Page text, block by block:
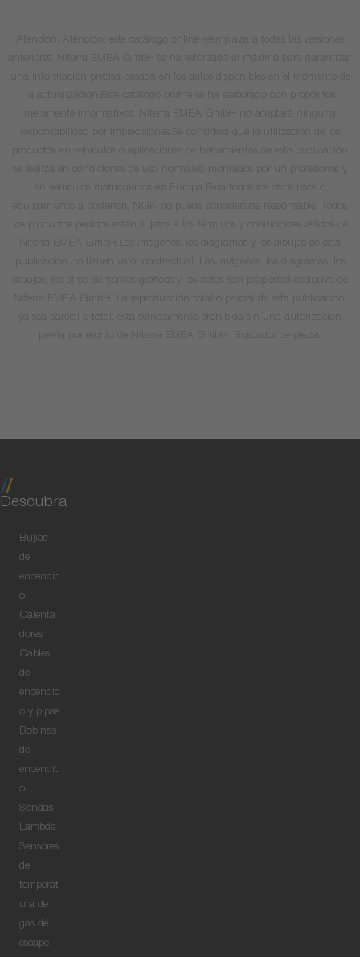
Descubra
Bujías
de
encendid
o
Calenta
dores
Cables
de
encendid
o y pipas
Bobinas
de
encendid
o
Sondas
Lambda
Sensores
de
temperat
ura de
gas de
escape